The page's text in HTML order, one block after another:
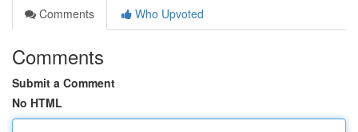
Comments
Who Upvoted
Comments
Submit a Comment
No HTML